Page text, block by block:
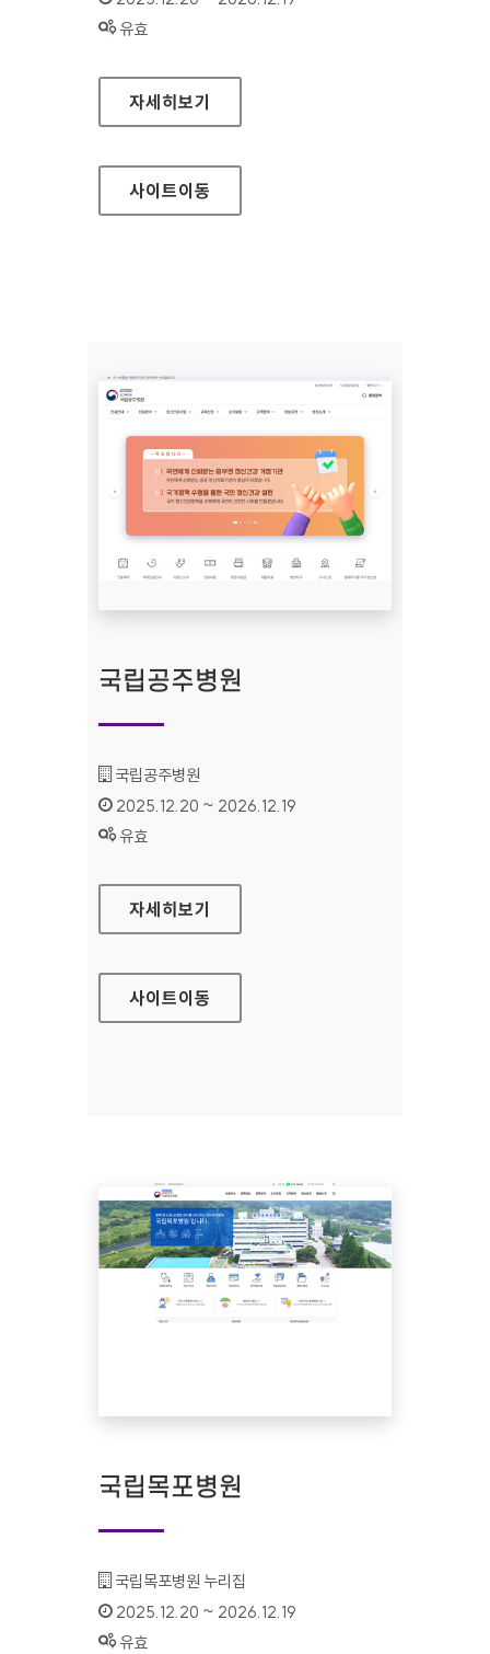
상태 :
유효
가평군시설관리공단
자세히보기
사이트이동
국립공주병원
기관명 :
국립공주병원
인증기간 :
2025.12.20 ~ 2026.12.19
상태 :
유효
국립공주병원
자세히보기
사이트이동
국립목포병원
기관명 :
국립목포병원 누리집
인증기간 :
2025.12.20 ~ 2026.12.19
상태 :
유효